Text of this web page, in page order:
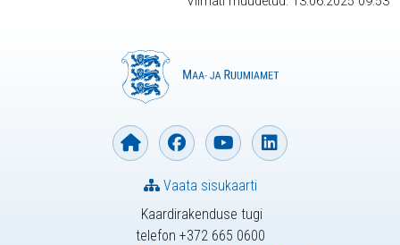
Kaardirakenduse tugi
telefon +372 665 0600
Vaata sisukaarti